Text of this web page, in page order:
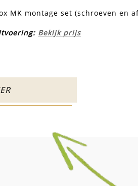
MK montage set (schroeven en
Bekijk prijs